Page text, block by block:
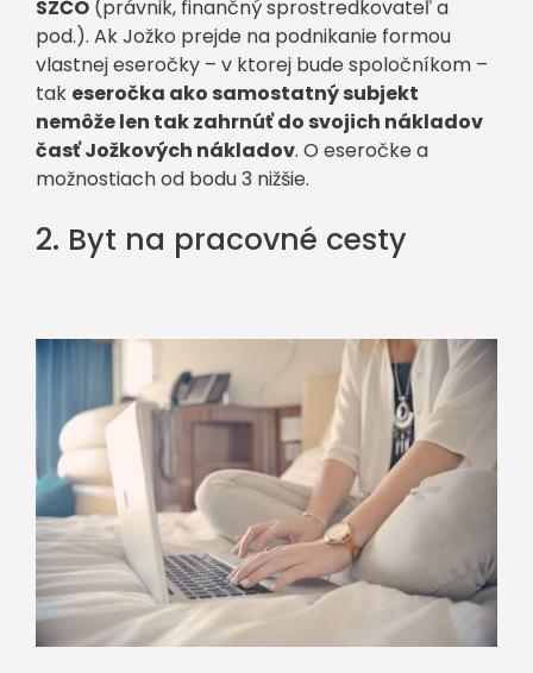
SZČO (právnik, finančný sprostredkovateľ a
pod.). Ak Jožko prejde na podnikanie formou
vlastnej eseročky – v ktorej bude spoločníkom –
tak eseročka ako samostatný subjekt
nemôže len tak zahrnúť do svojich nákladov
časť Jožkových nákladov. O eseročke a
možnostiach od bodu 3 nižšie.
2. Byt na pracovné cesty